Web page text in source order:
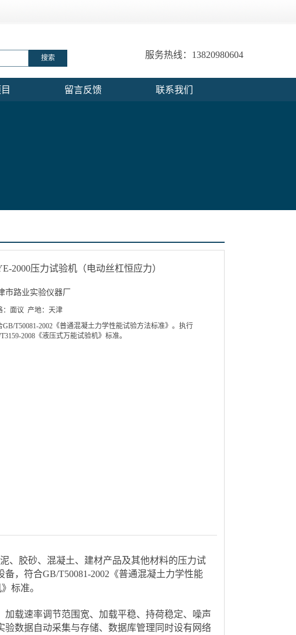
服务热线：13820980604
留言反馈 联系我们
2000压力试验机（电动丝杠恒应力）
市路业实验仪器厂
：面议 产地：天津
GB/T50081-2002《普通混凝土力学性能试验方法标准》。执行
2008《液压式万能试验机》标准。
、胶砂、混凝土、建材产品及其他材料的压力试
， 符合GB/T50081-2002《普通混凝土力学性能
标准。
载速率调节范围宽、加载平稳、持荷稳定、噪声
数据自动采集与存储、数据库管理同时设有网络